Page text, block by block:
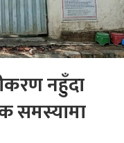
नहुँदा
समस्यामा